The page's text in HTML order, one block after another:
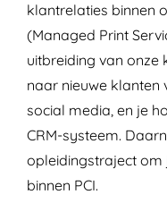
klantrelaties binnen
(Managed Print
uitbreiding van onze
naar nieuwe klanten
social media, en je
CRM-systeem.
opleidingstraject om
binnen PCI.